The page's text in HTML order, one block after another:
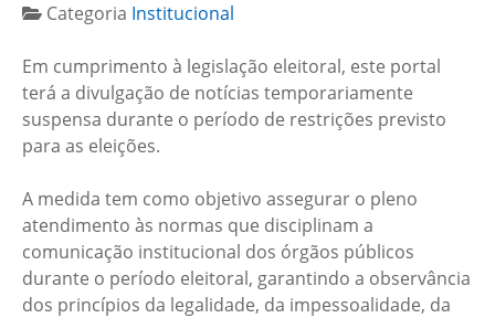
Categoria Institucional
Em cumprimento à legislação eleitoral, este portal
terá a divulgação de notícias temporariamente
suspensa durante o período de restrições previsto
para as eleições.
A medida tem como objetivo assegurar o pleno
atendimento às normas que disciplinam a
comunicação institucional dos órgãos públicos
durante o período eleitoral, garantindo a observância
dos princípios da legalidade, da impessoalidade, da